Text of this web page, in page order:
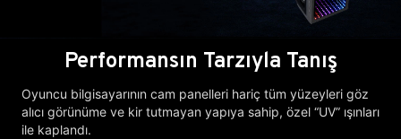
Performansın Tarzıyla Tanış
Oyuncu bilgisayarının cam panelleri hariç tüm yüzeyleri göz
alıcı görünüme ve kir tutmayan yapıya sahip, özel “UV” ışınları
ile kaplandı.